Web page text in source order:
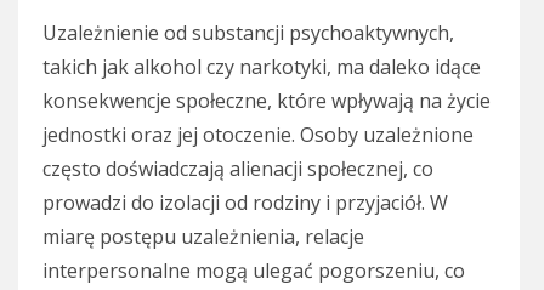
Uzależnienie od substancji psychoaktywnych,
takich jak alkohol czy narkotyki, ma daleko idące
konsekwencje społeczne, które wpływają na życie
jednostki oraz jej otoczenie. Osoby uzależnione
często doświadczają alienacji społecznej, co
prowadzi do izolacji od rodziny i przyjaciół. W
miarę postępu uzależnienia, relacje
interpersonalne mogą ulegać pogorszeniu, co